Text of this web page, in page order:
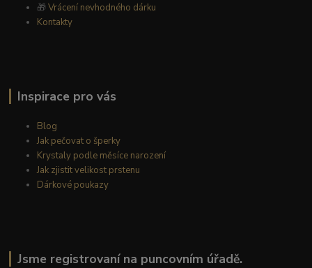
🎁Vrácení nevhodného dárku
Kontakty
Inspirace pro vás
Blog
Jak pečovat o šperky
Krystaly podle měsíce narození
Jak zjistit velikost prstenu
Dárkové poukazy
Jsme registrovaní na puncovním úřadě.